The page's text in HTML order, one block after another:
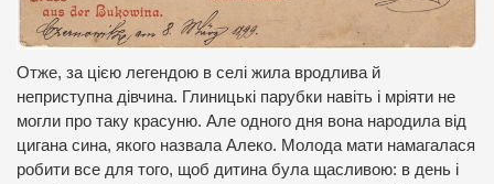
Отже, за цією легендою в селі жила вродлива й
неприступна дівчина. Глиницькі парубки навіть і мріяти не
могли про таку красуню. Але одного дня вона народила від
цигана сина, якого назвала Алеко. Молода мати намагалася
робити все для того, щоб дитина була щасливою: в день і